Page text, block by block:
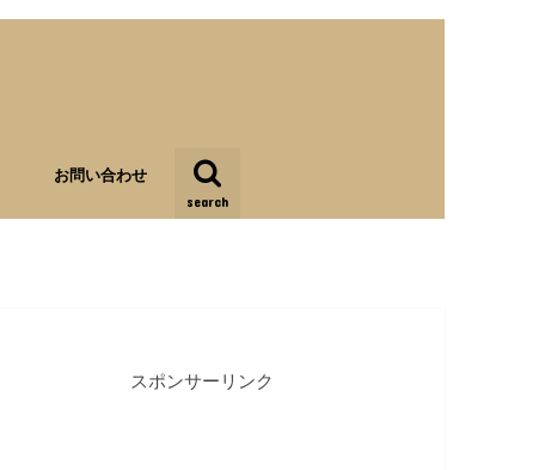
search
お問い合わせ
スポンサーリンク